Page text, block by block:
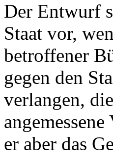
Der Entwurf
Staat vor,
betroffener
gegen den
verlangen,
er aber das